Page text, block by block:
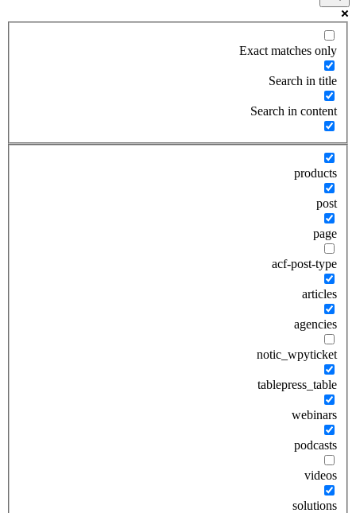
Exact matches only
Search in title
Search in content
products
post
page
acf-post-type
articles
agencies
notic_wpyticket
tablepress_table
webinars
podcasts
videos
solutions